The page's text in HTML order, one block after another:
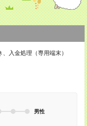
入金処理（専用端末）
男性